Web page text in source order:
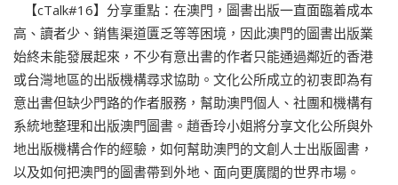
【cTalk#16】分享重點：在澳門，圖書出版一直面臨着成本
高、讀者少、銷售渠道匱乏等等困境，因此澳門的圖書出版業
始終未能發展起來，不少有意出書的作者只能通過鄰近的香港
或台灣地區的出版機構尋求協助。文化公所成立的初衷即為有
意出書但缺少門路的作者服務，幫助澳門個人、社團和機構有
系統地整理和出版澳門圖書。趙香玲小姐將分享文化公所與外
地出版機構合作的經驗，如何幫助澳門的文創人士出版圖書，
以及如何把澳門的圖書帶到外地、面向更廣闊的世界市場。